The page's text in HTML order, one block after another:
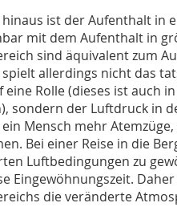
ist der Aufenthalt in
mit dem Aufenthalt in
sind äquivalent zum
spielt allerdings nicht das
eine Rolle (dieses ist auch
sondern der Luftdruck in
Mensch mehr
Bei einer Reise in die
Luftbedingungen zu
Eingewöhnungszeit.
die veränderte